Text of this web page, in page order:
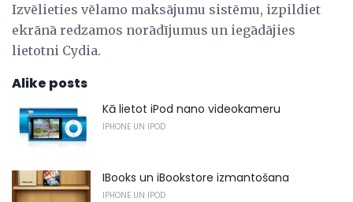
Izvēlieties vēlamo maksājumu sistēmu, izpildiet
ekrānā redzamos norādījumus un iegādājies
lietotni Cydia.
Alike posts
Kā lietot iPod nano videokameru
IPHONE UN IPOD
IBooks un iBookstore izmantošana
IPHONE UN IPOD